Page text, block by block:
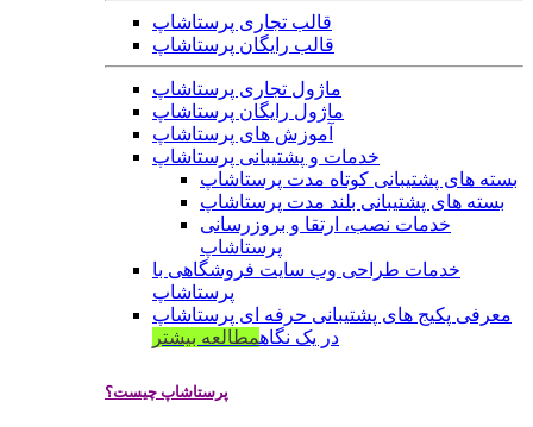
قالب تجاری پرستاشاپ
قالب رایگان پرستاشاپ
ماژول تجاری پرستاشاپ
ماژول رایگان پرستاشاپ
آموزش های پرستاشاپ
خدمات و پشتیبانی پرستاشاپ
بسته های پشتیبانی کوتاه مدت پرستاشاپ
بسته های پشتیبانی بلند مدت پرستاشاپ
خدمات نصب، ارتقا و بروزرسانی
پرستاشاپ
خدمات طراحی وب سایت فروشگاهی با
پرستاشاپ
معرفی پکیج های پشتیبانی حرفه ای پرستاشاپ
در یک نگاهمطالعه بیشتر
پرستاشاپ چیست؟